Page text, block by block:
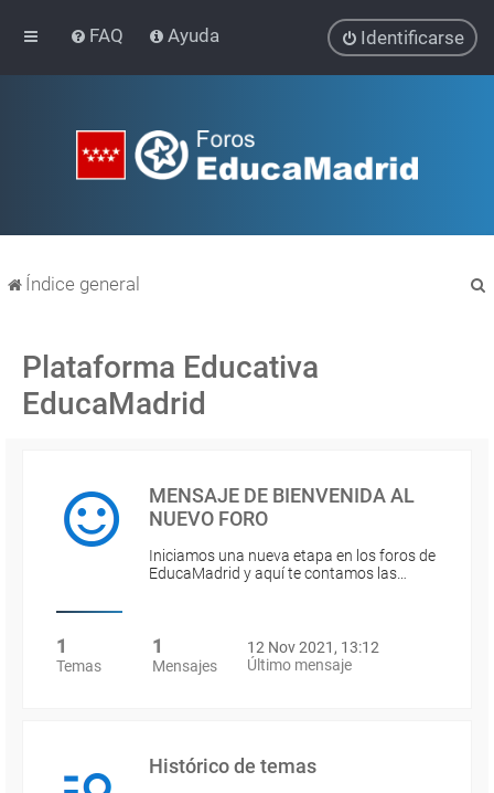
FAQ Ayuda Identificarse
Índice general
Plataforma Educativa
EducaMadrid
MENSAJE DE BIENVENIDA AL
NUEVO FORO
Iniciamos una nueva etapa en los foros de
EducaMadrid y aquí te contamos las…
1
Temas
1
Mensajes
12 Nov 2021, 13:12
Último mensaje
Histórico de temas